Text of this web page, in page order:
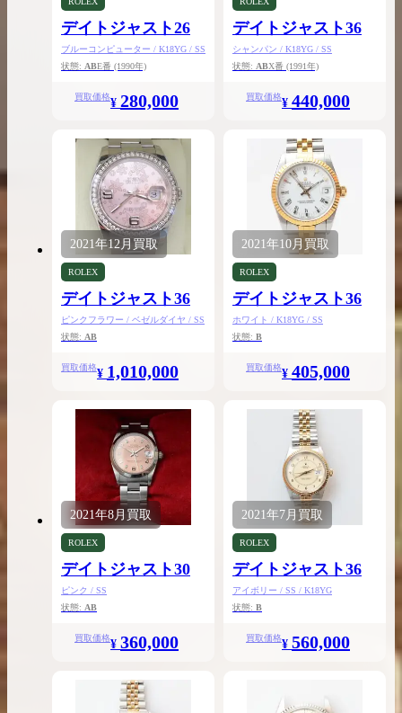
デイトジャスト26
ブルーコンピューター / K18YG / SS
状態: ABE番 (1990年)
買取価格¥ 280,000
デイトジャスト36
シャンパン / K18YG / SS
状態: ABX番 (1991年)
買取価格¥ 440,000
2021年12月 買取
ROLEX
デイトジャスト36
ピンクフラワー / ベゼルダイヤ / SS
状態: AB
買取価格¥ 1,010,000
2021年10月 買取
ROLEX
デイトジャスト36
ホワイト / K18YG / SS
状態: B
買取価格¥ 405,000
2021年8月 買取
ROLEX
デイトジャスト30
ピンク / SS
状態: AB
買取価格¥ 360,000
2021年7月 買取
ROLEX
デイトジャスト36
アイボリー / SS / K18YG
状態: B
買取価格¥ 560,000